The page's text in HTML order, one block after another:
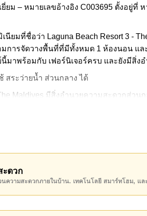
ยม – หมายเลขอ้างอิง C003695 ตั้งอยู่ที่
นียมที่ชื่อว่า Laguna Beach Resort 3 -
มการจัดวางพื้นที่ที่มีทั้งหมด 1 ห้องนอน แ
มาพร้อมกับ เฟอร์นิเจอร์ครบ และยังมีสิ่ง
สระว่ายน้ำ ส่วนกลาง ได้
Maldives มีสิ่งอำนวยความสะดวกส่วน
ำ
Resort 3 - The Maldives ได้แก่: เดิน
ะยะยาวในราคา ฿ 14,000 บาทต่อเดือน
Cornerstone Real Estate โฆษณาเป็นรา
อาศัย
ะดวก
นความสะดวกภายในบ้าน. เทคโนโลยี สมาร์ทโฮม, แล